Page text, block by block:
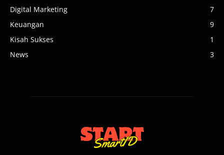
Digital Marketing
7
Keuangan
9
Kisah Sukses
1
News
3